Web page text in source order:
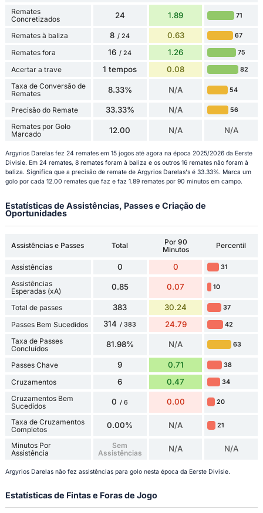
Remates
Concretizados
24 1.89 71
Remates à baliza 8 / 24 0.63 67
Remates fora 16 / 24 1.26 75
Acertar a trave 1 tempos 0.08 82
Taxa de Conversão de
Remates
8.33% N/A 54
Precisão do Remate 33.33% N/A 56
Remates por Golo
Marcado
12.00 N/A N/A
Argyrios Darelas fez 24 remates em 15 jogos até agora na época 2025/2026 da Eerste
Divisie. Em 24 remates, 8 remates foram à baliza e os outros 16 remates não foram à
baliza. Significa que a precisão de remate de Argyrios Darelas's é 33.33%. Marca um
golo por cada 12.00 remates que faz e faz 1.89 remates por 90 minutos em campo.
Estatísticas de Assistências, Passes e Criação de
Oportunidades
Assistências e Passes Total
Por 90
Minutos
Percentil
Assistências 0 0 31
Assistências
Esperadas (xA)
0.85 0.07 10
Total de passes 383 30.24 37
Passes Bem Sucedidos 314 / 383 24.79 42
Taxa de Passes
Concluídos
81.98% N/A 63
Passes Chave 9 0.71 38
Cruzamentos 6 0.47 34
Cruzamentos Bem
Sucedidos
0 / 6 0.00 20
Taxa de Cruzamentos
Completos
0.00% N/A 21
Minutos Por
Assistência
Sem
Assistências
N/A N/A
Argyrios Darelas não fez assistências para golo nesta época da Eerste Divisie.
Estatísticas de Fintas e Foras de Jogo